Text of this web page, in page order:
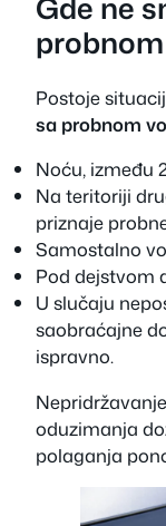
Gde ne
Postoje
sa probnom
Noću, između
Na teritoriji
priznaje
Samostalno
Pod dejstvom
U slučaju
saobraćajne
ispravno.
oduzimanja
polaganja